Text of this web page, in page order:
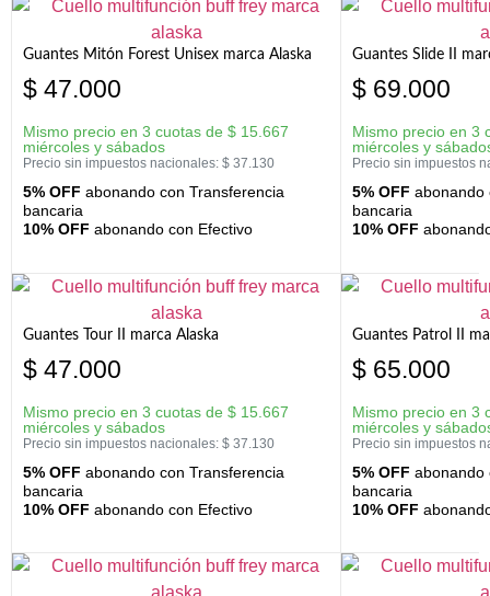
Guantes Mitón Forest Unisex marca Alaska
$ 47.000
Mismo precio en 3 cuotas de $ 15.667
miércoles y sábados
Precio sin impuestos nacionales: $ 37.130
5% OFF abonando con Transferencia
bancaria
10% OFF abonando con Efectivo
Guantes Slide II
$ 69.000
Mismo precio en 3
miércoles y
Precio sin impuestos
5% OFF abonando
bancaria
10% OFF
Guantes Tour II marca Alaska
$ 47.000
Mismo precio en 3 cuotas de $ 15.667
miércoles y sábados
Precio sin impuestos nacionales: $ 37.130
5% OFF abonando con Transferencia
bancaria
10% OFF abonando con Efectivo
Guantes Patrol II
$ 65.000
Mismo precio en 3
miércoles y
Precio sin impuestos
5% OFF abonando
bancaria
10% OFF